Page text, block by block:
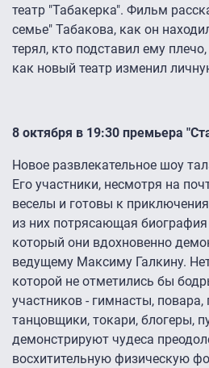
театр "Табакерка". Фильм
семье" Табакова, как он
терял, кто подставил ему
как новый театр изменил
8 октября в 19:30 премьера
Новое развлекательное шоу
Его участники, несмотря на
веселы и готовы к
из них потрясающая
который они вдохновенно
ведущему Максиму Галкину.
которой не отметились бы
участников - гимнасты, повара,
танцовщики, токари, блогеры,
демонстрируют чудеса
восхитительную физическую